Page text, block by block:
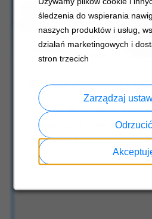
śledzenia do wspierania
naszych produktów i usług,
działań marketingowych i
stron trzecich
Odrzucić
Zarządzaj
Inkluzywność i
Carrier nie ustaje w
miejsca pracy, które jest
inkluzywne.